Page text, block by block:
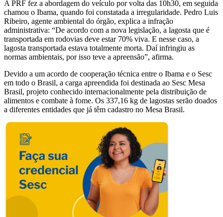
A PRF fez a abordagem do veículo por volta das 10h30, em seguida
chamou o Ibama, quando foi constatada a irregularidade. Pedro Luis
Ribeiro, agente ambiental do órgão, explica a infração
administrativa: “De acordo com a nova legislação, a lagosta que é
transportada em rodovias deve estar 70% viva. E nesse caso, a
lagosta transportada estava totalmente morta. Daí infringiu as
normas ambientais, por isso teve a apreensão”, afirma.
Devido a um acordo de cooperação técnica entre o Ibama e o Sesc
em todo o Brasil, a carga apreendida foi destinada ao Sesc Mesa
Brasil, projeto conhecido internacionalmente pela distribuição de
alimentos e combate à fome. Os 337,16 kg de lagostas serão doados
a diferentes entidades que já têm cadastro no Mesa Brasil.